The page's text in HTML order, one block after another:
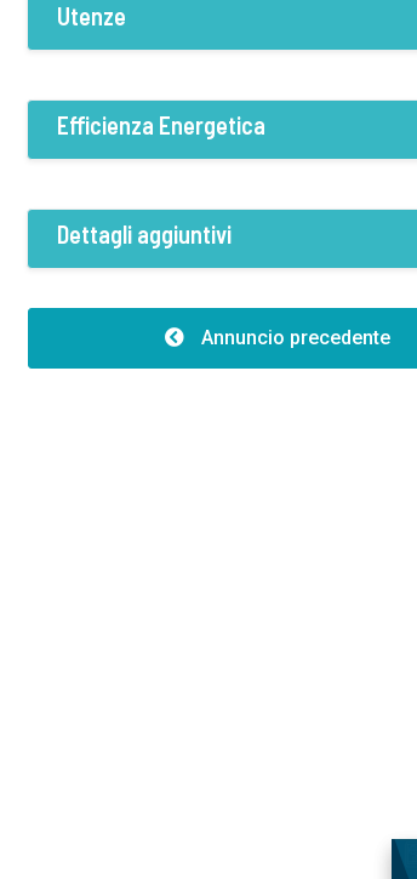
Utenze
Teleriscaldamento
Efficienza Energetica
Dettagli aggiuntivi
Tipo di edificio:1Annuncio precedente